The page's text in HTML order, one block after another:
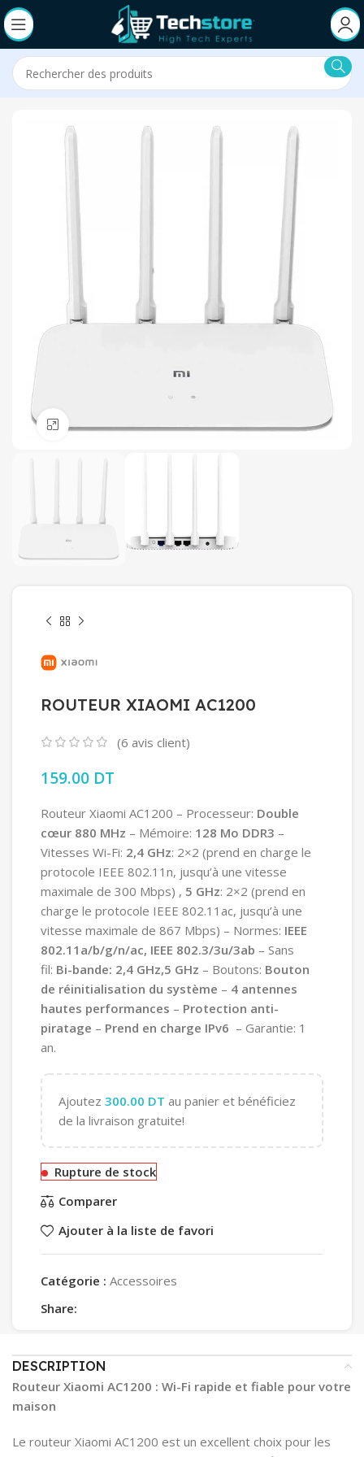
Click to enlarge
ROUTEUR XIAOMI AC1200
(6 avis client)
159.00 DT
Routeur Xiaomi AC1200 – Processeur: Double
cœur 880 MHz – Mémoire: 128 Mo DDR3 –
Vitesses Wi-Fi: 2,4 GHz: 2×2 (prend en charge le
protocole IEEE 802.11n, jusqu’à une vitesse
maximale de 300 Mbps) , 5 GHz: 2×2 (prend en
charge le protocole IEEE 802.11ac, jusqu’à une
vitesse maximale de 867 Mbps) – Normes: IEEE
802.11a/b/g/n/ac, IEEE 802.3/3u/3ab – Sans
fil: Bi-bande: 2,4 GHz,5 GHz – Boutons: Bouton
de réinitialisation du système – 4 antennes
hautes performances – Protection anti-
piratage – Prend en charge IPv6 – Garantie: 1
an.
Ajoutez 300.00 DT au panier et bénéficiez
de la livraison gratuite!
Rupture de stock
Comparer
Ajouter à la liste de favori
Catégorie : Accessoires
Share:
DESCRIPTION
Routeur Xiaomi AC1200 : Wi-Fi rapide et fiable pour votre
maison
Le routeur Xiaomi AC1200 est un excellent choix pour les